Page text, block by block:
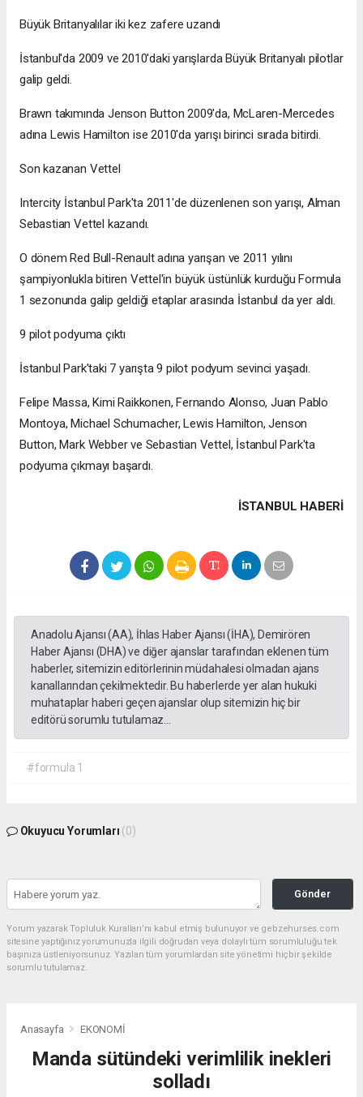
Büyük Britanyalılar iki kez zafere uzandı
İstanbul'da 2009 ve 2010'daki yarışlarda Büyük Britanyalı pilotlar
galip geldi.
Brawn takımında Jenson Button 2009'da, McLaren-Mercedes
adına Lewis Hamilton ise 2010'da yarışı birinci sırada bitirdi.
Son kazanan Vettel
Intercity İstanbul Park'ta 2011'de düzenlenen son yarışı, Alman
Sebastian Vettel kazandı.
O dönem Red Bull-Renault adına yarışan ve 2011 yılını
şampiyonlukla bitiren Vettel'in büyük üstünlük kurduğu Formula
1 sezonunda galip geldiği etaplar arasında İstanbul da yer aldı.
9 pilot podyuma çıktı
İstanbul Park'taki 7 yarışta 9 pilot podyum sevinci yaşadı.
Felipe Massa, Kimi Raikkonen, Fernando Alonso, Juan Pablo
Montoya, Michael Schumacher, Lewis Hamilton, Jenson
Button, Mark Webber ve Sebastian Vettel, İstanbul Park'ta
podyuma çıkmayı başardı.
İSTANBUL HABERİ
Anadolu Ajansı (AA), İhlas Haber Ajansı (İHA), Demirören
Haber Ajansı (DHA) ve diğer ajanslar tarafından eklenen tüm
haberler, sitemizin editörlerinin müdahalesi olmadan ajans
kanallarından çekilmektedir. Bu haberlerde yer alan hukuki
muhataplar haberi geçen ajanslar olup sitemizin hiç bir
editörü sorumlu tutulamaz...
#formula 1
Okuyucu Yorumları (0)
Gönder
Yorum yazarak Topluluk Kuralları’nı kabul etmiş bulunuyor ve gebzehurses.com
sitesine yaptığınız yorumunuzla ilgili doğrudan veya dolaylı tüm sorumluluğu tek
başınıza üstleniyorsunuz. Yazılan tüm yorumlardan site yönetimi hiçbir şekilde
sorumlu tutulamaz.
Anasayfa EKONOMİ
Manda sütündeki verimlilik inekleri
solladı